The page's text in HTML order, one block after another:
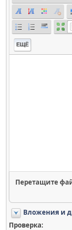
ЕЩЁ
Перетащите
Вложения и
Проверка: